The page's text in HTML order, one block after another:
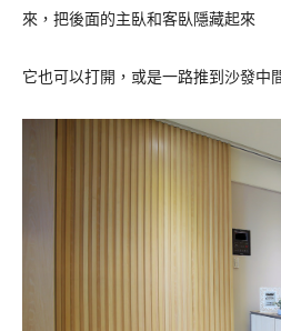
來，把後面的主臥和客臥隱藏起來
它也可以打開，或是一路推到沙發中